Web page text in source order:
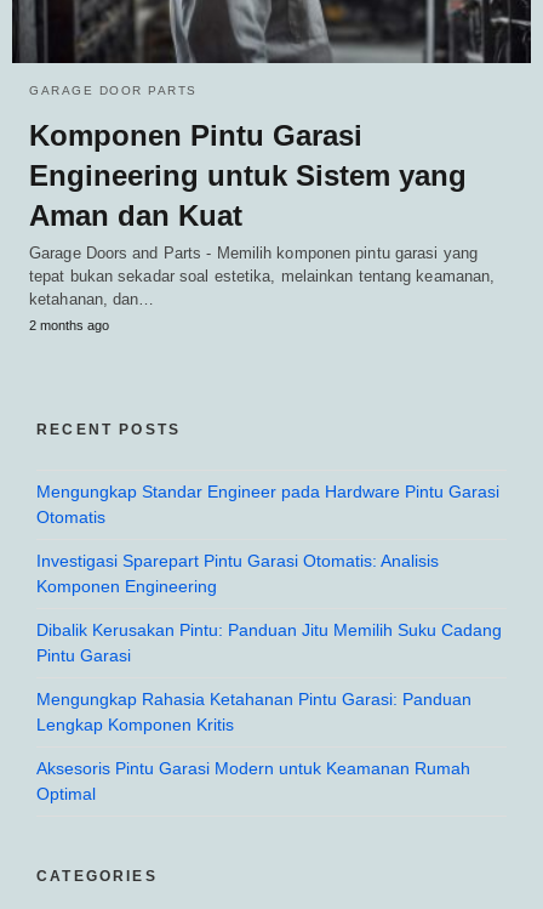
GARAGE DOOR PARTS
Komponen Pintu Garasi
Engineering untuk Sistem yang
Aman dan Kuat
Garage Doors and Parts - Memilih komponen pintu garasi yang
tepat bukan sekadar soal estetika, melainkan tentang keamanan,
ketahanan, dan…
2 months ago
RECENT POSTS
Mengungkap Standar Engineer pada Hardware Pintu Garasi
Otomatis
Investigasi Sparepart Pintu Garasi Otomatis: Analisis
Komponen Engineering
Dibalik Kerusakan Pintu: Panduan Jitu Memilih Suku Cadang
Pintu Garasi
Mengungkap Rahasia Ketahanan Pintu Garasi: Panduan
Lengkap Komponen Kritis
Aksesoris Pintu Garasi Modern untuk Keamanan Rumah
Optimal
CATEGORIES